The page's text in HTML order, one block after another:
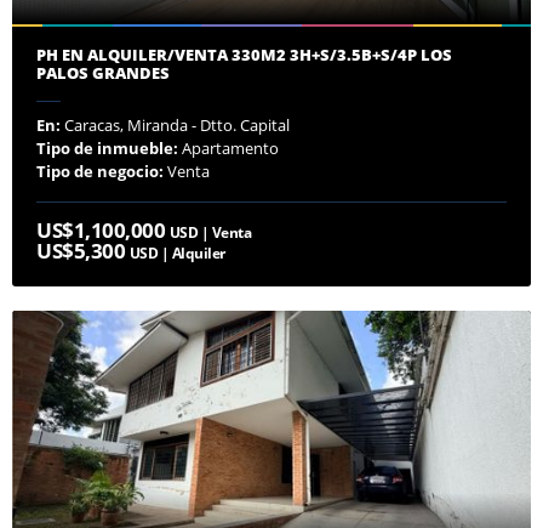
PH EN ALQUILER/VENTA 330M2 3H+S/3.5B+S/4P LOS
PALOS GRANDES
En: Caracas, Miranda - Dtto. Capital
Tipo de inmueble: Apartamento
Tipo de negocio: Venta
US$1,100,000 USD | Venta
US$5,300 USD | Alquiler